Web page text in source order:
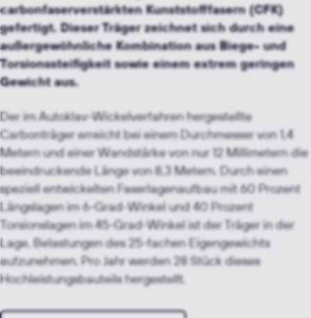
carbonfaserverstärkten Kunststofffasern (CFK)
gefertigt. Dieser Träger zeichnet sich durch eine
außergewöhnliche Kombination aus Biege- und
Torsionssteifigkeit sowie einem extrem geringen
Gewicht aus.
Der im Autoklav-Wickelverfahren hergestellte
Carbonträger erreicht bei einem Durchmesser von 1,4
Metern und einer Wandstärke von nur 12 Millimetern die
beeindruckende Länge von 8,3 Metern. Durch einen
speziell entwickelten Faserlagenaufbau mit 60 Prozent
Längslagen im 6-Grad-Winkel und 40 Prozent
Torsionslagen im 45-Grad-Winkel ist der Träger in der
Lage, Belastungen des 25-fachen Eigengewichts
aufzunehmen. Pro Jahr werden 28 Stück dieses
Hochleistungsbauteils hergestellt.